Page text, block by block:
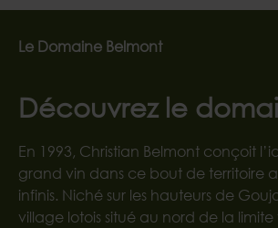
Le Domaine Belmont
Découvrez le
En 1993, Christian Belmont conçoit
grand vin dans ce bout de territoire
infinis. Niché sur les hauteurs de
village lotois situé au nord de la